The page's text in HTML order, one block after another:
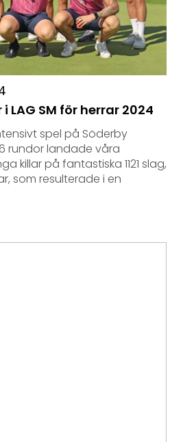
LAG SM för herrar 2024
spel på Söderby
rundor landade våra
killar på fantastiska 1121 slag,
som resulterade i en